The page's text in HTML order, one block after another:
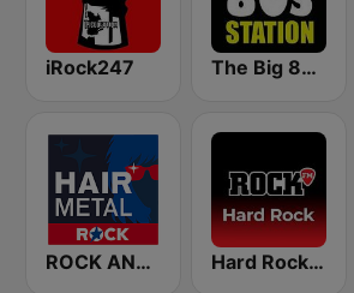
iRock247 The Big 80s Station
ROCK ANTENNE Hair Metal Hard Rock by Rock FM